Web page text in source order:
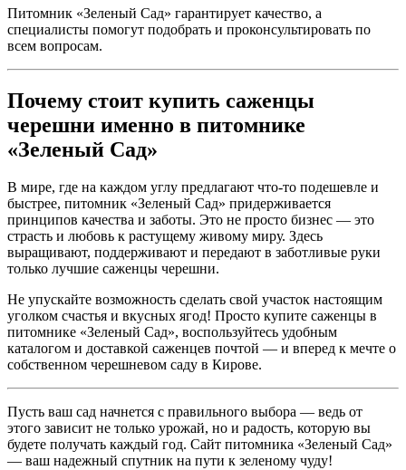
Питомник «Зеленый Сад» гарантирует качество, а
специалисты помогут подобрать и проконсультировать по
всем вопросам.
Почему стоит купить саженцы
черешни именно в питомнике
«Зеленый Сад»
В мире, где на каждом углу предлагают что-то подешевле и
быстрее, питомник «Зеленый Сад» придерживается
принципов качества и заботы. Это не просто бизнес — это
страсть и любовь к растущему живому миру. Здесь
выращивают, поддерживают и передают в заботливые руки
только лучшие саженцы черешни.
Не упускайте возможность сделать свой участок настоящим
уголком счастья и вкусных ягод! Просто купите саженцы в
питомнике «Зеленый Сад», воспользуйтесь удобным
каталогом и доставкой саженцев почтой — и вперед к мечте о
собственном черешневом саду в Кирове.
Пусть ваш сад начнется с правильного выбора — ведь от
этого зависит не только урожай, но и радость, которую вы
будете получать каждый год. Сайт питомника «Зеленый Сад»
— ваш надежный спутник на пути к зеленому чуду!